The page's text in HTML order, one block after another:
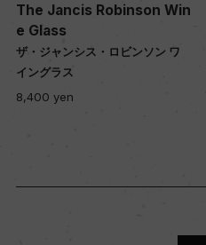
The Jancis Robinson Win
e Glass
ザ・ジャンシス・ロビンソン ワ
イングラス
8,400 yen